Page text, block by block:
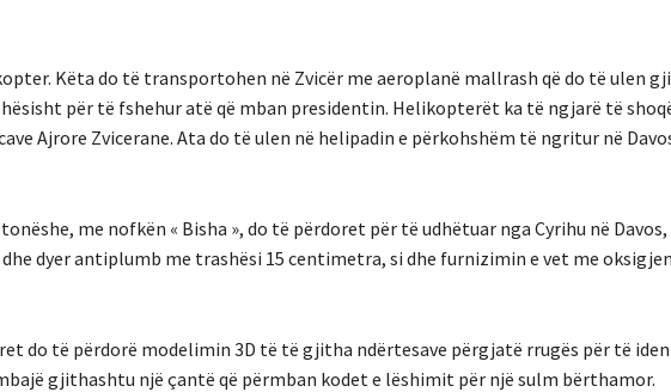
Këta do të transportohen në Zvicër me aeroplanë mallrash që do të ulen
për të fshehur atë që mban presidentin. Helikopterët ka të ngjarë të
Ajrore Zvicerane. Ata do të ulen në helipadin e përkohshëm të ngritur në
me nofkën « Bisha », do të përdoret për të udhëtuar nga Cyrihu në
dyer antiplumb me trashësi 15 centimetra, si dhe furnizimin e vet me
do të përdorë modelimin 3D të të gjitha ndërtesave përgjatë rrugës për të
gjithashtu një çantë që përmban kodet e lëshimit për një sulm bërthamor.